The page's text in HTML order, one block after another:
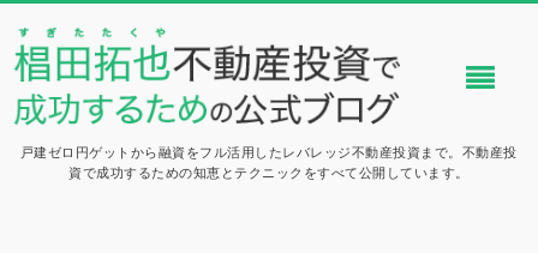
戸建ゼロ円ゲットから融資をフル活用したレバレッジ不動産投資まで。不動産投
資で成功するための知恵とテクニックをすべて公開しています。